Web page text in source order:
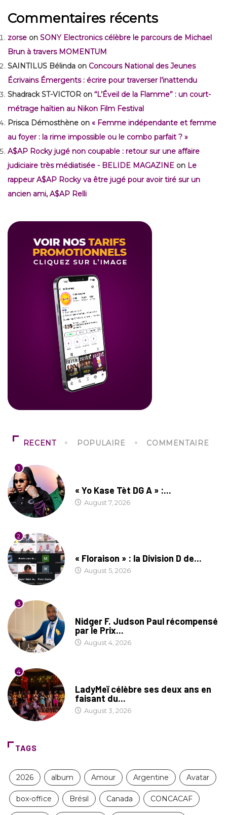
Commentaires récents
zorse on SONY Electronics célèbre le parcours de Michael
Brun à travers MOMENTUM
SAINTILUS Bélinda on Concours National des Jeunes
Écrivains Émergents : écrire pour traverser l’inattendu
Shadrack ST-VICTOR on “L’Éveil de la Flamme” : un court-
métrage haïtien au Nikon Film Festival
Prisca Démosthène on « Femme indépendante et femme
au foyer : la rime impossible ou le combo parfait ? »
A$AP Rocky jugé non coupable : retour sur une affaire
judiciaire très médiatisée - BELIDE MAGAZINE on Le
rappeur A$AP Rocky va être jugé pour avoir tiré sur un
ancien ami, A$AP Relli
RECENT POPULAIRE COMMENTAIRE
1
« Yo Kase Tèt DG A » :...
August 7, 2026
2
« Floraison » : la Division D de...
August 5, 2026
3
Nidger F. Judson Paul récompensé
par le Prix...
August 4, 2026
4
LadyMeï célèbre ses deux ans en
faisant du...
August 3, 2026
TAGS
2026 album Amour Argentine Avatar
box-office Brésil Canada CONCACAF